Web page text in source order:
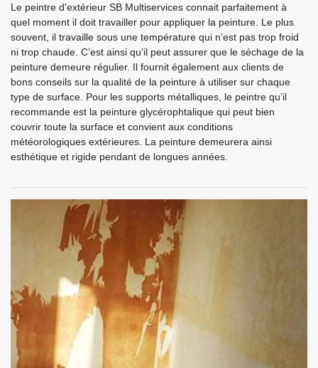
Le peintre d'extérieur SB Multiservices connait parfaitement à
quel moment il doit travailler pour appliquer la peinture. Le plus
souvent, il travaille sous une température qui n’est pas trop froid
ni trop chaude. C’est ainsi qu’il peut assurer que le séchage de la
peinture demeure régulier. Il fournit également aux clients de
bons conseils sur la qualité de la peinture à utiliser sur chaque
type de surface. Pour les supports métalliques, le peintre qu’il
recommande est la peinture glycérophtalique qui peut bien
couvrir toute la surface et convient aux conditions
météorologiques extérieures. La peinture demeurera ainsi
esthétique et rigide pendant de longues années.